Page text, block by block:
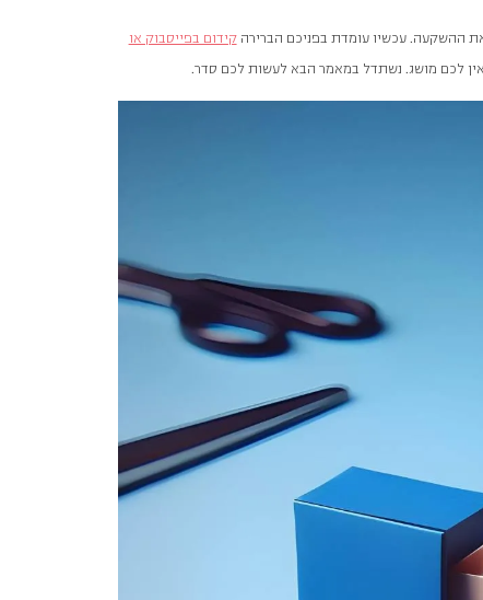
ההשקעה. עכשיו עומדת בפניכם הברירהקידום בפייסבוק או
לכם מושג. נשתדל במאמר הבא לעשות לכם סדר.